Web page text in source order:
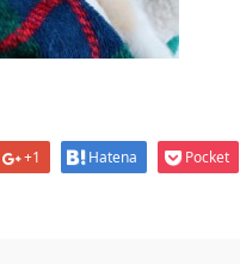
+1 Hatena Pocket